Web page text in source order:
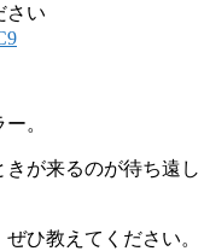
さい
。
が来るのが待ち遠し
ひ教えてください。